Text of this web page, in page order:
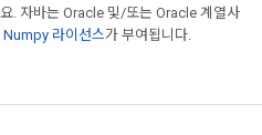
. 자바는 Oracle 및/또는 Oracle 계열사
Numpy 라이선스가 부여됩니다.